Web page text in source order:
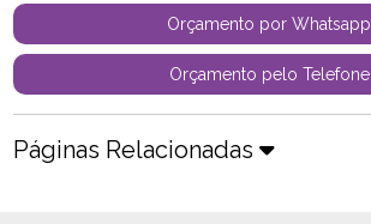
Orçamento por Whatsapp
Orçamento pelo Telefone
Páginas Relacionadas